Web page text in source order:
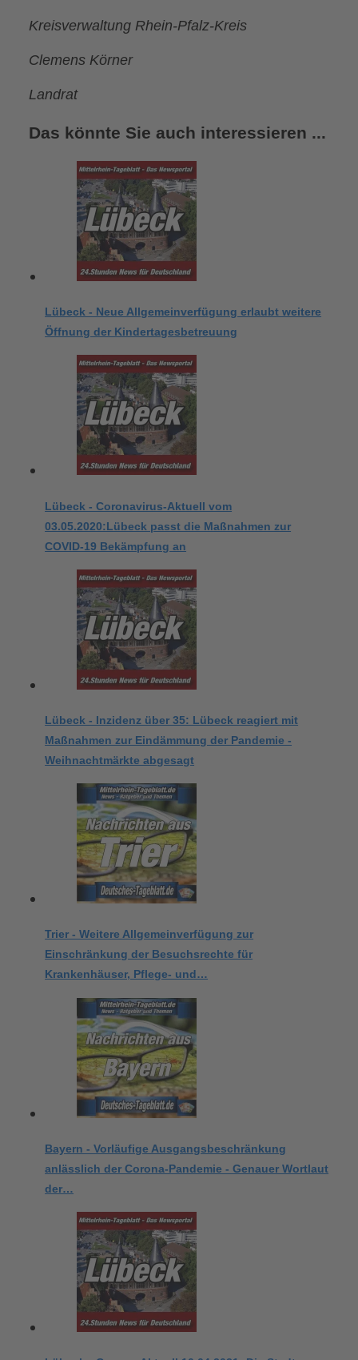
Kreisverwaltung Rhein-Pfalz-Kreis
Clemens Körner
Landrat
Das könnte Sie auch interessieren ...
Lübeck - Neue Allgemeinverfügung erlaubt weitere
Öffnung der Kindertagesbetreuung
Lübeck - Coronavirus-Aktuell vom
03.05.2020:Lübeck passt die Maßnahmen zur
COVID-19 Bekämpfung an
Lübeck - Inzidenz über 35: Lübeck reagiert mit
Maßnahmen zur Eindämmung der Pandemie -
Weihnachtmärkte abgesagt
Trier - Weitere Allgemeinverfügung zur
Einschränkung der Besuchsrechte für
Krankenhäuser, Pflege- und…
Bayern - Vorläufige Ausgangsbeschränkung
anlässlich der Corona-Pandemie - Genauer Wortlaut
der…